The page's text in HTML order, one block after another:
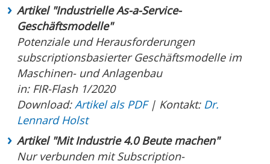
Artikel "Industrielle As-a-Service-
Geschäftsmodelle"
Potenziale und Herausforderungen
subscriptionsbasierter Geschäftsmodelle im
Maschinen- und Anlagenbau
in: FIR-Flash 1/2020
Download:Artikel als PDF| Kontakt: Dr.
Lennard Holst
Artikel "Mit Industrie 4.0 Beute machen"
Nur verbunden mit Subscription-